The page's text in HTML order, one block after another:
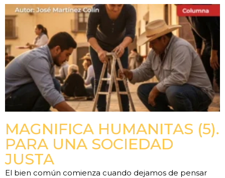
MAGNIFICA HUMANITAS (5).
PARA UNA SOCIEDAD
JUSTA
El bien común comienza cuando dejamos de pensar